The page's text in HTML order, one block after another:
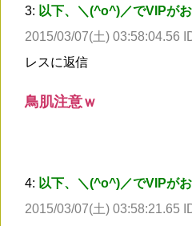
3: 以下、＼(^o^)／でVIPが
2015/03/07(土) 03:58:04.56
レスに返信
鳥肌注意ｗ
4: 以下、＼(^o^)／でVIPが
2015/03/07(土) 03:58:21.65